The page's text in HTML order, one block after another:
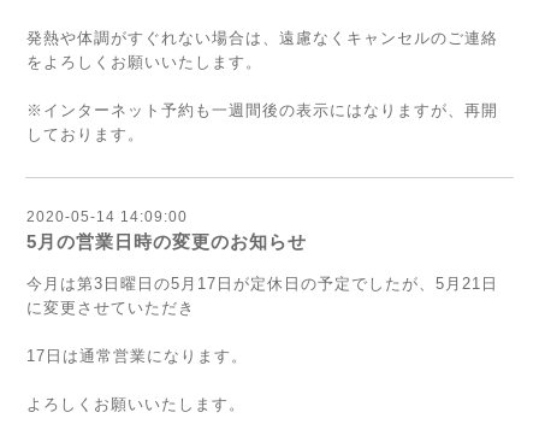
発熱や体調がすぐれない場合は、遠慮なくキャンセルのご連絡
をよろしくお願いいたします。
※インターネット予約も一週間後の表示にはなりますが、再開
しております。
2020-05-14 14:09:00
5月の営業日時の変更のお知らせ
今月は第3日曜日の5月17日が定休日の予定でしたが、5月21日
に変更させていただき
17日は通常営業になります。
よろしくお願いいたします。